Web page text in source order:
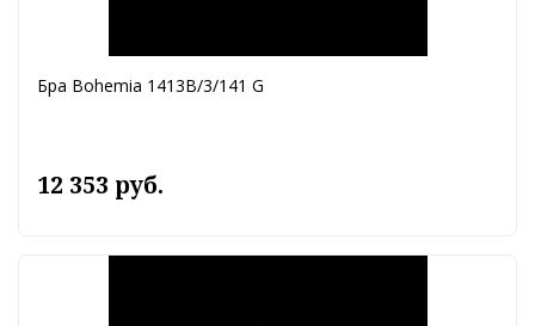
Бра Bohemia 1413B/3/141 G
12 353 руб.